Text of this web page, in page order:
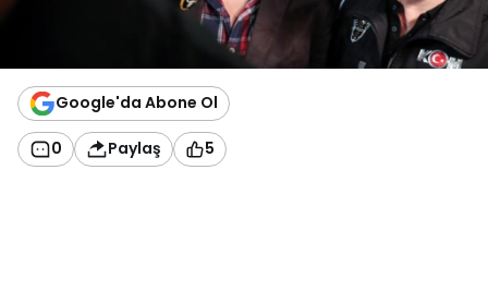
Google'da Abone Ol
0 Paylaş 5